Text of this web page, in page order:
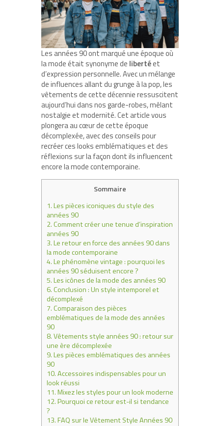
Les années 90 ont marqué une époque où
la mode était synonyme de libertéet
d’expression personnelle. Avec un mélange
de influences allant du grunge à la pop, les
vêtements de cette décennie ressuscitent
aujourd’hui dans nos garde-robes, mêlant
nostalgie et modernité. Cet article vous
plongera au cœur de cette époque
décomplexée, avec des conseils pour
recréer ces looks emblématiques et des
réflexions sur la façon dont ils influencent
encore la mode contemporaine.
Sommaire
1.Les pièces iconiques du style des
années 90
2.Comment créer une tenue d’inspiration
années 90
3.Le retour en force des années 90 dans
la mode contemporaine
4.Le phénomène vintage : pourquoi les
années 90 séduisent encore ?
5.Les icônes de la mode des années 90
6.Conclusion : Un style intemporel et
décomplexé
7.Comparaison des pièces
emblématiques de la mode des années
90
8.Vêtements style années 90 : retour sur
une ère décomplexée
9.Les pièces emblématiques des années
90
10.Accessoires indispensables pour un
look réussi
11.Mixez les styles pour un look moderne
12.Pourquoi ce retour est-il si tendance
?
13.FAQ sur le Vêtement Style Années 90